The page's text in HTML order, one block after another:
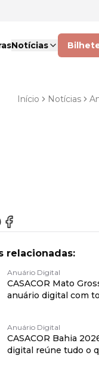
Notícias
Início Notícias
relacionadas:
Anuário Digital
CASACOR Mato
anuário digital com
Anuário Digital
CASACOR Bahia
digital reúne tudo o